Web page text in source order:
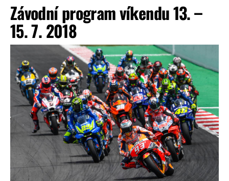
Závodní program víkendu 13. –
15. 7. 2018